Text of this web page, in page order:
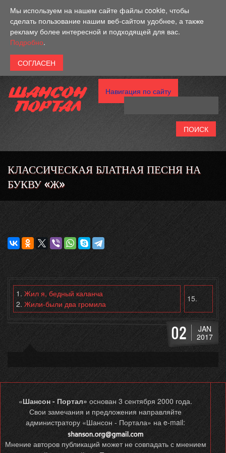
Мы используем на нашем сайте файлы cookie, чтобы
сделать пользование нашим веб-сайтом удобнее, а также
рекламу более интересной и подходящей для вас.
Подробно.
Навигация по сайту
КЛАССИЧЕСКАЯ БЛАТНАЯ ПЕСНЯ НА
БУКВУ «Ж»
1. Жил я, бедный каланча
2. Жили-были два громила
15.
02
JAN
2017
«Шансон - Портал» основан 3 сентября 2000 года.
Свои замечания и предложения направляйте
администратору «Шансон - Портала» на e-mail:
Мнение авторов публикаций может не совпадать с мнением